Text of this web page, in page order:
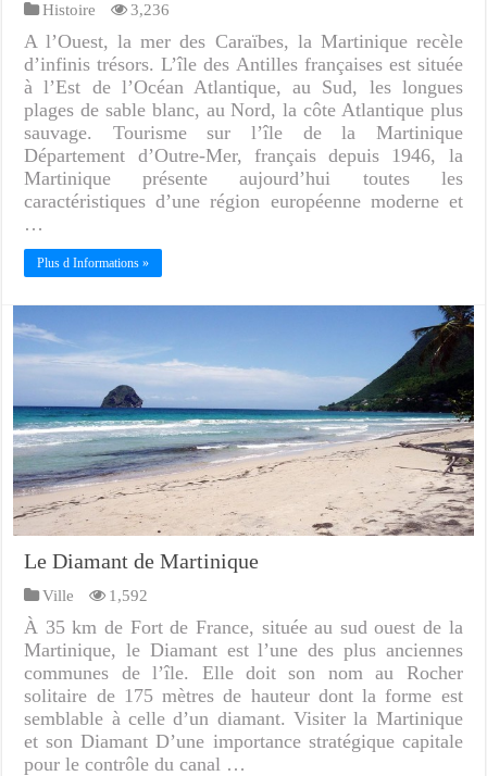
Histoire 3,236
A l’Ouest, la mer des Caraïbes, la Martinique recèle
d’infinis trésors. L’île des Antilles françaises est située
à l’Est de l’Océan Atlantique, au Sud, les longues
plages de sable blanc, au Nord, la côte Atlantique plus
sauvage. Tourisme sur l’île de la Martinique
Département d’Outre-Mer, français depuis 1946, la
Martinique présente aujourd’hui toutes les
caractéristiques d’une région européenne moderne et
…
Plus d Informations »
Le Diamant de Martinique
Ville 1,592
À 35 km de Fort de France, située au sud ouest de la
Martinique, le Diamant est l’une des plus anciennes
communes de l’île. Elle doit son nom au Rocher
solitaire de 175 mètres de hauteur dont la forme est
semblable à celle d’un diamant. Visiter la Martinique
et son Diamant D’une importance stratégique capitale
pour le contrôle du canal …